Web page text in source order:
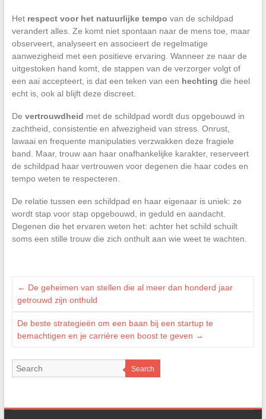
Het respect voor het natuurlijke tempo van de schildpad
verandert alles. Ze komt niet spontaan naar de mens toe, maar
observeert, analyseert en associeert de regelmatige
aanwezigheid met een positieve ervaring. Wanneer ze naar de
uitgestoken hand komt, de stappen van de verzorger volgt of
een aai accepteert, is dat een teken van een hechting die heel
echt is, ook al blijft deze discreet.
De vertrouwdheid met de schildpad wordt dus opgebouwd in
zachtheid, consistentie en afwezigheid van stress. Onrust,
lawaai en frequente manipulaties verzwakken deze fragiele
band. Maar, trouw aan haar onafhankelijke karakter, reserveert
de schildpad haar vertrouwen voor degenen die haar codes en
tempo weten te respecteren.
De relatie tussen een schildpad en haar eigenaar is uniek: ze
wordt stap voor stap opgebouwd, in geduld en aandacht.
Degenen die het ervaren weten het: achter het schild schuilt
soms een stille trouw die zich onthult aan wie weet te wachten.
← De geheimen van stellen die al meer dan honderd jaar
getrouwd zijn onthuld
De beste strategieën om een baan bij een startup te
bemachtigen en je carrière een boost te geven →
Search